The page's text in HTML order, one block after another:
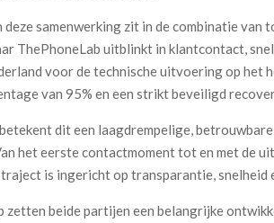
deze samenwerking zit in de combinatie van
ThePhoneLab uitblinkt in klantcontact,
voor de technische uitvoering op het
van 95% en een strikt beveiligd
dit een laagdrempelige,
het eerste contactmoment tot en met de
is ingericht op transparantie, snelheid
zetten beide partijen een belangrijke